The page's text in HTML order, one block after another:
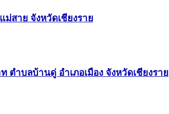
สาย จังหวัดเชียงราย
ำบลบ้านดู่ อำเภอเมือง จังหวัดเชียงราย